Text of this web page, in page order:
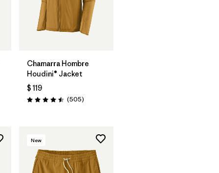
Chamarra Hombre
Houdini® Jacket
$ 119
Valoración: 4.5 / 5
(505Comentarios
)
New